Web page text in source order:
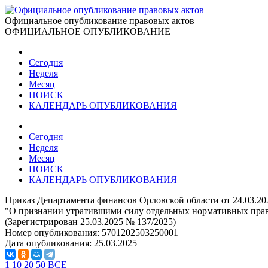
Официальное опубликование правовых актов
ОФИЦИАЛЬНОЕ ОПУБЛИКОВАНИЕ
Сегодня
Неделя
Месяц
ПОИСК
КАЛЕНДАРЬ ОПУБЛИКОВАНИЯ
Сегодня
Неделя
Месяц
ПОИСК
КАЛЕНДАРЬ ОПУБЛИКОВАНИЯ
Приказ Департамента финансов Орловской области от
"О признании утратившими силу отдельных нормативных
(Зарегистрирован 25.03.2025 № 137/2025)
Номер опубликования: 5701202503250001
Дата опубликования: 25.03.2025
1 10 20 50 ВСЕ